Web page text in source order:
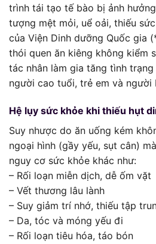
trình tái tạo tế bào bị ảnh
tượng mệt mỏi, uể oải, thiếu
của Viện Dinh dưỡng Quốc gia
thói quen ăn kiêng không kiểm
tác nhân làm gia tăng tình
người cao tuổi, trẻ em và người
Hệ lụy sức khỏe khi thiếu hụt
Suy nhược do ăn uống kém
ngoại hình (gầy yếu, sụt cân)
nguy cơ sức khỏe khác như:
– Rối loạn miễn dịch, dễ ốm vặt
– Vết thương lâu lành
– Suy giảm trí nhớ, thiếu tập
– Da, tóc và móng yếu đi
– Rối loạn tiêu hóa, táo bón